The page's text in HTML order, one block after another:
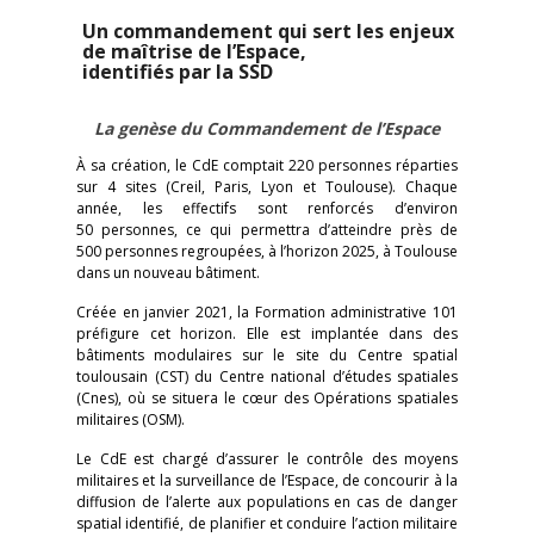
Un commandement qui sert les enjeux
de maîtrise de l’Espace,
identifiés par la SSD
La genèse du Commandement de l’Espace
À sa création, le CdE comptait 220 personnes réparties
sur 4 sites (Creil, Paris, Lyon et Toulouse). Chaque
année, les effectifs sont renforcés d’environ
50 personnes, ce qui permettra d’atteindre près de
500 personnes regroupées, à l’horizon 2025, à Toulouse
dans un nouveau bâtiment.
Créée en janvier 2021, la Formation administrative 101
préfigure cet horizon. Elle est implantée dans des
bâtiments modulaires sur le site du Centre spatial
toulousain (CST) du Centre national d’études spatiales
(Cnes), où se situera le cœur des Opérations spatiales
militaires (OSM).
Le CdE est chargé d’assurer le contrôle des moyens
militaires et la surveillance de l’Espace, de concourir à la
diffusion de l’alerte aux populations en cas de danger
spatial identifié, de planifier et conduire l’action militaire